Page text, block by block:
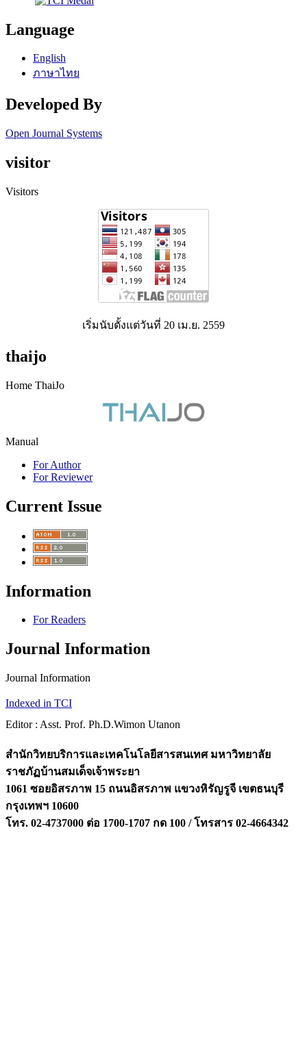
Language
English
ภาษาไทย
Developed By
Open Journal Systems
visitor
Visitors
เริ่มนับตั้งแต่วันที่ 20 เม.ย. 2559
thaijo
Home ThaiJo
Manual
For Author
For Reviewer
Current Issue
Information
For Readers
Journal Information
Journal Information
Indexed in TCI
Editor : Asst. Prof. Ph.D.Wimon Utanon
สำนักวิทยบริการและเทคโนโลยีสารสนเทศ มหาวิทยาลัย
ราชภัฏบ้านสมเด็จเจ้าพระยา
1061 ซอยอิสรภาพ 15 ถนนอิสรภาพ แขวงหิรัญรูจี เขตธนบุรี
กรุงเทพฯ 10600
โทร. 02-4737000 ต่อ 1700-1707 กด 100 / โทรสาร 02-4664342